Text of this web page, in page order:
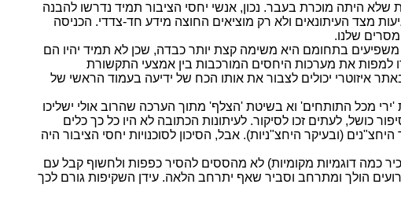
שלא היתה מוכרת בעבר. נכון, אנשי יחסי הציבור תמיד נדרשו להבנה
מצד העיתונאים ולא רק מוציאים החוצה מידע חד-צדדי. הכניסה
שלנו.
משפיעים בתחומם היא משימה קצת יותר כבדה, שכן לא תמיד יהיו הם
למפות את מערכות היחסים המורכבות בין אמצעי התקשורת
איזוטרי יכולים לצבור את אותו הכח של ידיעה בעמוד הראשי של
מכל התותחים' וא בשיטת 'הצלף' מתוך הערכה שהרוב אולי ישליכו
לעתים זכו לסיקור. לעיתונות הכתובה לא היו כל כך כלים
(ובעיקר היחצ"ניות). אבל, הסיכון לסוכנויות יחסי הציבור היה
כמה דוגמיות מקומיות) לא מהססים להסיר כפפות ולחשוף קבל עם
הולך ומתרחב וסביר שאף יתרחב הלאה. עידן השקיפות גורם לכך